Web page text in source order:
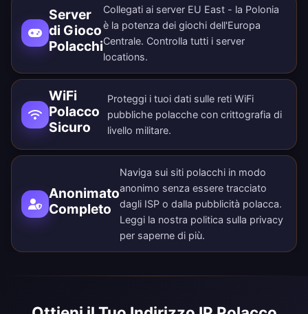
Server
di Gioco
Polacchi
Collegati ai server EU East - la Polonia
è la potenza dei giochi dell'Europa
Centrale. Controlla tutti i server
locations.
WiFi
Polacco
Sicuro
Proteggi i tuoi dati sulle reti WiFi
pubbliche polacche con crittografia di
livello militare.
Anonimato
Completo
Naviga sui siti polacchi in modo
anonimo senza essere tracciato
dagli ISP o dalla pubblicità polacca.
Leggi la nostra politica sulla privacy
per saperne di più.